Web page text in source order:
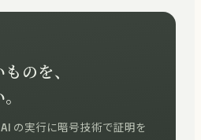
のを、
の実行に暗号技術で証明を